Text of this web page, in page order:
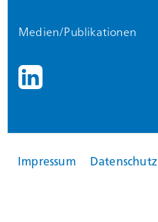
Medien/Publikationen
Impressum Datenschutz